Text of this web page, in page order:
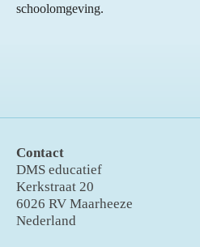
schoolomgeving.
Contact
DMS educatief
Kerkstraat 20
6026 RV Maarheeze
Nederland